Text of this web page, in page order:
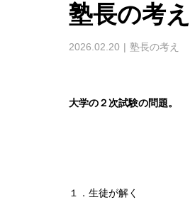
塾長の考
2026.02.20 塾長の考え
大学の２次試験の問題。
１．生徒が解く